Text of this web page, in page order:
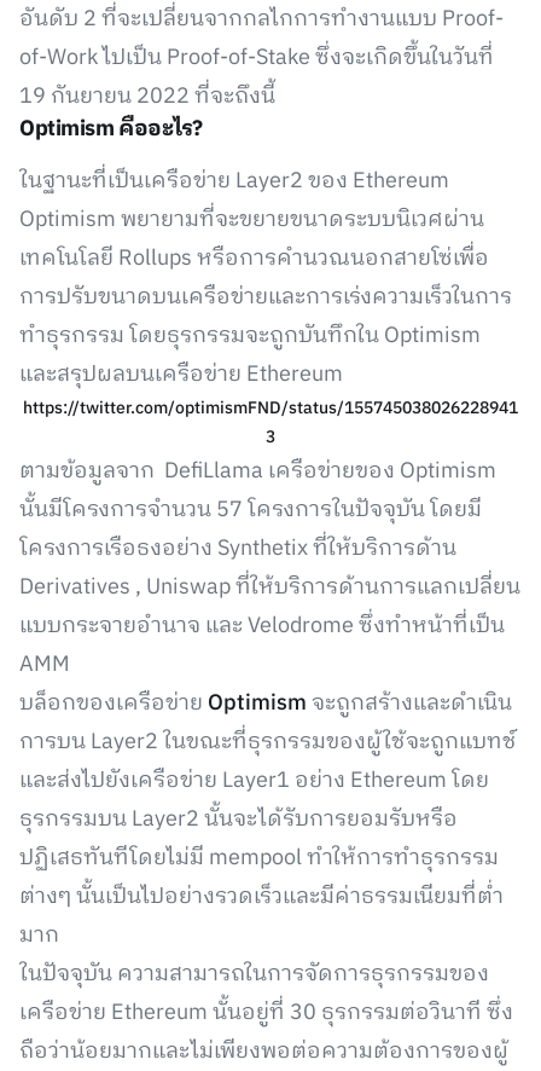
อันดับ 2 ที่จะเปลี่ยนจากกลไกการทำงานแบบ Proof-
of-Work ไปเป็น Proof-of-Stake ซึ่งจะเกิดขึ้นในวันที่
19 กันยายน 2022 ที่จะถึงนี้
Optimism คืออะไร?
ในฐานะที่เป็นเครือข่าย Layer2 ของ Ethereum
Optimism พยายามที่จะขยายขนาดระบบนิเวศผ่าน
เทคโนโลยี Rollups หรือการคำนวณนอกสายโซ่เพื่อ
การปรับขนาดบนเครือข่ายและการเร่งความเร็วในการ
ทำธุรกรรม โดยธุรกรรมจะถูกบันทึกใน Optimism
และสรุปผลบนเครือข่าย Ethereum
https://twitter.com/optimismFND/status/155745038026228941
3
ตามข้อมูลจาก DefiLlama เครือข่ายของ Optimism
นั้นมีโครงการจำนวน 57 โครงการในปัจจุบัน โดยมี
โครงการเรือธงอย่าง Synthetix ที่ให้บริการด้าน
Derivatives , Uniswap ที่ให้บริการด้านการแลกเปลี่ยน
แบบกระจายอำนาจ และ Velodrome ซึ่งทำหน้าที่เป็น
AMM
บล็อกของเครือข่าย Optimism จะถูกสร้างและดำเนิน
การบน Layer2 ในขณะที่ธุรกรรมของผู้ใช้จะถูกแบทช์
และส่งไปยังเครือข่าย Layer1 อย่าง Ethereum โดย
ธุรกรรมบน Layer2 นั้นจะได้รับการยอมรับหรือ
ปฏิเสธทันทีโดยไม่มี mempool ทำให้การทำธุรกรรม
ต่างๆ นั้นเป็นไปอย่างรวดเร็วและมีค่าธรรมเนียมที่ต่ำ
มาก
ในปัจจุบัน ความสามารถในการจัดการธุรกรรมของ
เครือข่าย Ethereum นั้นอยู่ที่ 30 ธุรกรรมต่อวินาที ซึ่ง
ถือว่าน้อยมากและไม่เพียงพอต่อความต้องการของผู้